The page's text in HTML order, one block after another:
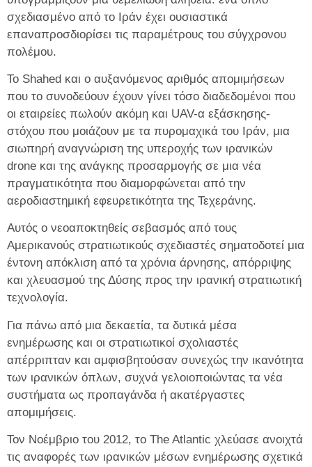
σχεδιασμένο από το Ιράν έχει ουσιαστικά
επαναπροσδιορίσει τις παραμέτρους του σύγχρονου
πολέμου.
Το Shahed και ο αυξανόμενος αριθμός απομιμήσεων
που το συνοδεύουν έχουν γίνει τόσο διαδεδομένοι που
οι εταιρείες πωλούν ακόμη και UAV-α εξάσκησης-
στόχου που μοιάζουν με τα πυρομαχικά του Ιράν, μια
σιωπηρή αναγνώριση της υπεροχής των ιρανικών
drone και της ανάγκης προσαρμογής σε μια νέα
πραγματικότητα που διαμορφώνεται από την
αεροδιαστημική εφευρετικότητα της Τεχεράνης.
Αυτός ο νεοαποκτηθείς σεβασμός από τους
Αμερικανούς στρατιωτικούς σχεδιαστές σηματοδοτεί μια
έντονη απόκλιση από τα χρόνια άρνησης, απόρριψης
και χλευασμού της Δύσης προς την ιρανική στρατιωτική
τεχνολογία.
Για πάνω από μια δεκαετία, τα δυτικά μέσα
ενημέρωσης και οι στρατιωτικοί σχολιαστές
απέρριπταν και αμφισβητούσαν συνεχώς την ικανότητα
των ιρανικών όπλων, συχνά γελοιοποιώντας τα νέα
συστήματα ως προπαγάνδα ή ακατέργαστες
απομιμήσεις.
Τον Νοέμβριο του 2012, το The Atlantic χλεύασε ανοιχτά
τις αναφορές των ιρανικών μέσων ενημέρωσης σχετικά